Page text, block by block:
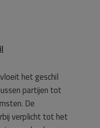
het geschil
partijen tot
De
verplicht tot het